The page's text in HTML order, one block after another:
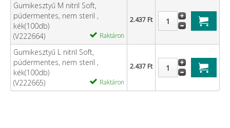
Gumikesztyű M nitril Soft,
púdermentes, nem steril ,
kék(100db)
(V222664)
Raktáron
2.437 Ft
Gumikesztyű L nitril Soft,
púdermentes, nem steril ,
kék(100db)
(V222665)
Raktáron
2.437 Ft